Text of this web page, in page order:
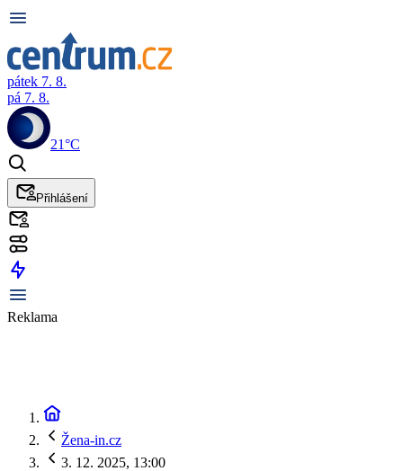
pátek 7. 8.
pá 7. 8.
21°C
Přihlášení
Reklama
Žena-in.cz
3. 12. 2025, 13:00